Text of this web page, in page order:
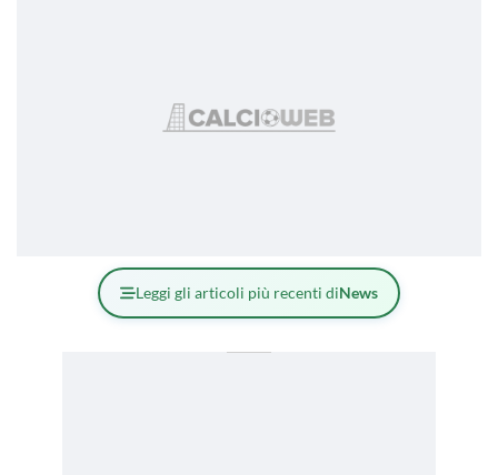
Leggi gli articoli più recenti diNews